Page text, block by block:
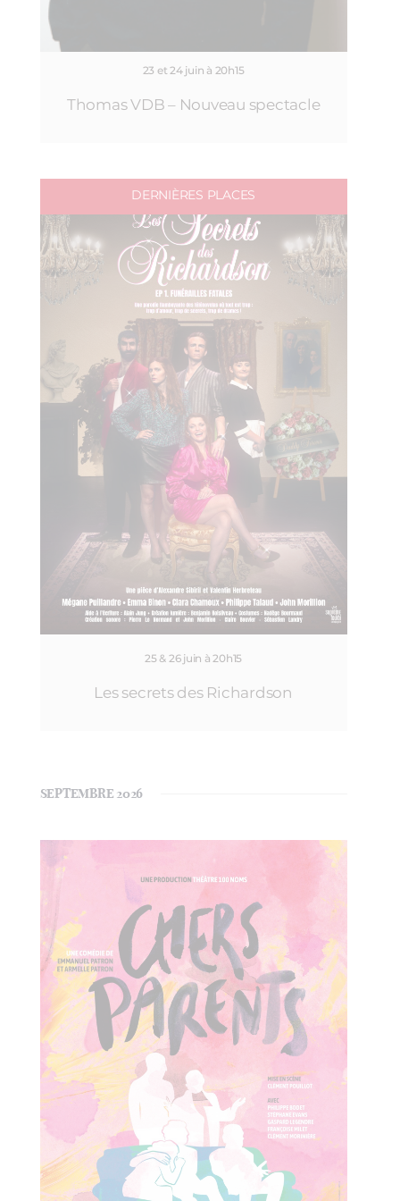
23 et 24 juin à 20h15
Thomas VDB – Nouveau spectacle
DERNIÈRES PLACES
25 & 26 juin à 20h15
Les secrets des Richardson
SEPTEMBRE 2026